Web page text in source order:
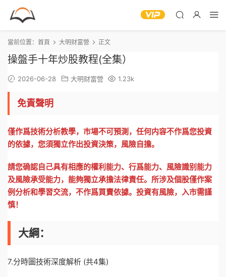
當前位置： 首頁 大明财富營 正文
操盤手十年炒股教程(全集）
2026-06-28 大明财富營 1.23k
免責聲明
僅作爲技術分析教學，市場不可預測，任何内容不作爲您投資
的依據，您須獨立作出投資決策，風險自擔。
請您确認自己具有相應的權利能力、行爲能力、風險識别能力
及風險承受能力，能夠獨立承擔法律責任。所涉及個股僅作案
例分析和學習交流，不作爲買賣依據。投資有風險，入市需謹
慎！
大綱：
7.分時圖技術深度解析 (共4集)